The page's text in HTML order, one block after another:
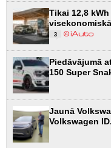
Tikai 12,8
3
Piedāvājumā
150 Super
Jaunā
Volkswagen